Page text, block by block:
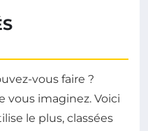
vous faire ?
vous imaginez. Voici
le plus, classées